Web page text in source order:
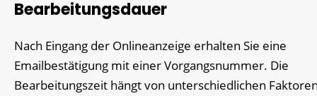
Bearbeitungsdauer
Nach Eingang der Onlineanzeige erhalten Sie eine
Emailbestätigung mit einer Vorgangsnummer. Die
Bearbeitungszeit hängt von unterschiedlichen